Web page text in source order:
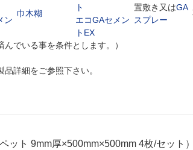
ン
巾木糊
ト
エコGAセメン
トEX
置敷き又はGA
スプレー
でいる事を条件とします。）
詳細をご参照下さい。
ット 9mm厚×500mm×500mm 4枚/セット）